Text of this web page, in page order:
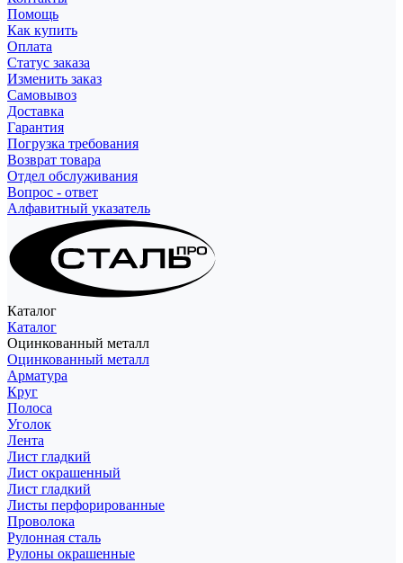
Помощь
Как купить
Оплата
Статус заказа
Изменить заказ
Самовывоз
Доставка
Гарантия
Погрузка требования
Возврат товара
Отдел обслуживания
Вопрос - ответ
Алфавитный указатель
Каталог
Каталог
Оцинкованный металл
Оцинкованный металл
Арматура
Круг
Полоса
Уголок
Лента
Лист гладкий
Лист окрашенный
Лист гладкий
Листы перфорированные
Проволока
Рулонная сталь
Рулоны окрашенные